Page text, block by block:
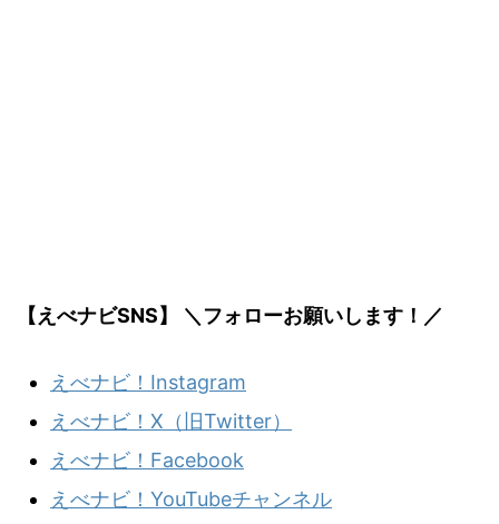
【えべナビSNS】 ＼フォローお願いします！／
えべナビ！Instagram
えべナビ！X（旧Twitter）
えべナビ！Facebook
えべナビ！YouTubeチャンネル